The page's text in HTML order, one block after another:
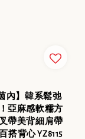
茵內】韓系鬆弛
亞麻感軟糯方
帶美背細肩帶
搭背心 YZ8115